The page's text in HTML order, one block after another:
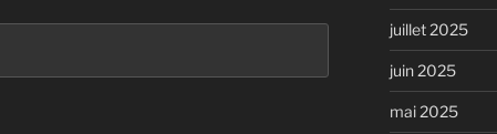
juillet 2025
juin 2025
mai 2025